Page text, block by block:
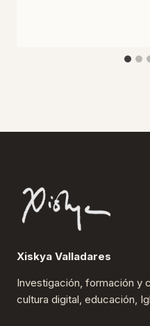
Xiskya Valladares
Investigación, formación y
cultura digital, educación,